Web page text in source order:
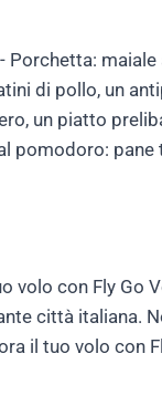
di pollo, un
un piatto
pomodoro:
volo con Fly Go
città italiana.
il tuo volo con